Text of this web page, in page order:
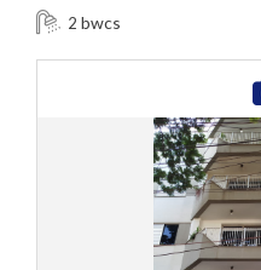
2 bwcs